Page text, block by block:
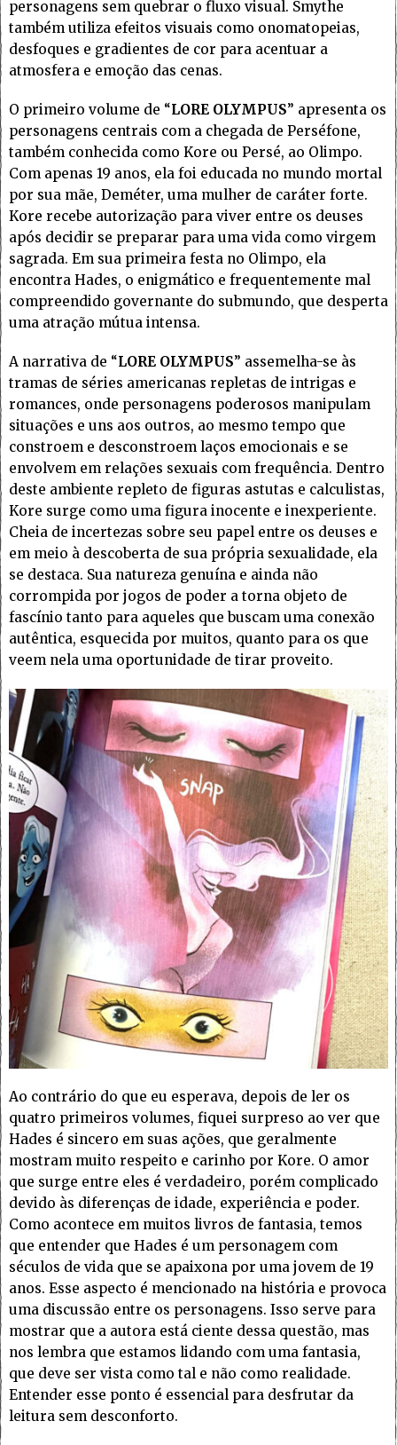
personagens sem quebrar o fluxo visual. Smythe
também utiliza efeitos visuais como onomatopeias,
desfoques e gradientes de cor para acentuar a
atmosfera e emoção das cenas.
O primeiro volume de “LORE OLYMPUS” apresenta os
personagens centrais com a chegada de Perséfone,
também conhecida como Kore ou Persé, ao Olimpo.
Com apenas 19 anos, ela foi educada no mundo mortal
por sua mãe, Deméter, uma mulher de caráter forte.
Kore recebe autorização para viver entre os deuses
após decidir se preparar para uma vida como virgem
sagrada. Em sua primeira festa no Olimpo, ela
encontra Hades, o enigmático e frequentemente mal
compreendido governante do submundo, que desperta
uma atração mútua intensa.
A narrativa de “LORE OLYMPUS” assemelha-se às
tramas de séries americanas repletas de intrigas e
romances, onde personagens poderosos manipulam
situações e uns aos outros, ao mesmo tempo que
constroem e desconstroem laços emocionais e se
envolvem em relações sexuais com frequência. Dentro
deste ambiente repleto de figuras astutas e calculistas,
Kore surge como uma figura inocente e inexperiente.
Cheia de incertezas sobre seu papel entre os deuses e
em meio à descoberta de sua própria sexualidade, ela
se destaca. Sua natureza genuína e ainda não
corrompida por jogos de poder a torna objeto de
fascínio tanto para aqueles que buscam uma conexão
autêntica, esquecida por muitos, quanto para os que
veem nela uma oportunidade de tirar proveito.
Ao contrário do que eu esperava, depois de ler os
quatro primeiros volumes, fiquei surpreso ao ver que
Hades é sincero em suas ações, que geralmente
mostram muito respeito e carinho por Kore. O amor
que surge entre eles é verdadeiro, porém complicado
devido às diferenças de idade, experiência e poder.
Como acontece em muitos livros de fantasia, temos
que entender que Hades é um personagem com
séculos de vida que se apaixona por uma jovem de 19
anos. Esse aspecto é mencionado na história e provoca
uma discussão entre os personagens. Isso serve para
mostrar que a autora está ciente dessa questão, mas
nos lembra que estamos lidando com uma fantasia,
que deve ser vista como tal e não como realidade.
Entender esse ponto é essencial para desfrutar da
leitura sem desconforto.